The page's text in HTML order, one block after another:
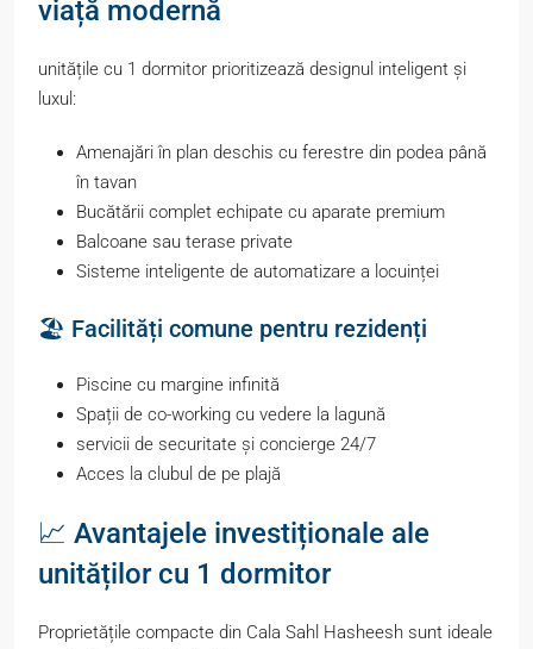
viață modernă
unitățile cu 1 dormitor prioritizează designul inteligent și
luxul:
Amenajări în plan deschis cu ferestre din podea până
în tavan
Bucătării complet echipate cu aparate premium
Balcoane sau terase private
Sisteme inteligente de automatizare a locuinței
🏖️ Facilități comune pentru rezidenți
Piscine cu margine infinită
Spații de co-working cu vedere la lagună
servicii de securitate și concierge 24/7
Acces la clubul de pe plajă
📈 Avantajele investiționale ale
unităților cu 1 dormitor
Proprietățile compacte din Cala Sahl Hasheesh sunt ideale